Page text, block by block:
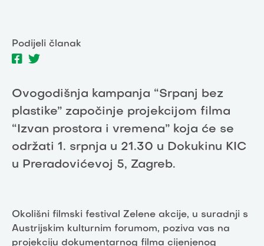
Podijeli članak
Ovogodišnja kampanja “Srpanj bez
plastike” započinje projekcijom filma
“Izvan prostora i vremena” koja će se
održati 1. srpnja u 21.30 u Dokukinu KIC
u Preradovićevoj 5, Zagreb.
Okolišni filmski festival Zelene akcije, u suradnji s
Austrijskim kulturnim forumom, poziva vas na
projekciju dokumentarnog filma cijenjenog